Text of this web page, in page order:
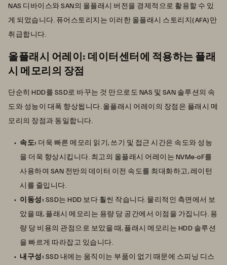
NAS 디바이스와 SAN의 올플래시 버전을 경제적으로 활용할 수 있
게 되었습니다. 퓨어스토리지는 이러한 올플래시 스토리지(AFA)만
취급합니다.
올플래시 어레이: 데이터센터에 적용하는 플래
시 메모리의 장점
단순히 HDD를 SSD로 바꾸는 것 만으로도 NAS 및 SAN 솔루션의 속
도와 성능이 대폭 향상됩니다. 올플래시 어레이의 장점은 플래시 메
모리의 장점과 동일합니다.
속도: 더욱 빠른 메모리 읽기, 쓰기 및 접근 시간은 속도와 성능
을 더욱 향상시킵니다. 최고의 올플래시 어레이는 NVMe-oF를
사용하여 SAN 전반의 데이터 이전 속도를 최대화하고, 레이턴
시를 줄입니다.
이동성: SSD는 HDD 보다 훨씬 작습니다. 물리적인 측면에서 보
았을 때, 플래시 메모리는 용량 당 공간에서 이점을 가집니다. 용
량 당 비용의 관점으로 보았을 때, 플래시 메모리는 HDD 솔루션
을 빠르게 따라잡고 있습니다.
내구성: SSD 내에는 움직이는 부품이 없기 때문에 스피닝 디스